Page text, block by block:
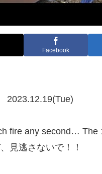
Facebook
2023.12.19(Tue)
fire any second… The
見逃さないで！！